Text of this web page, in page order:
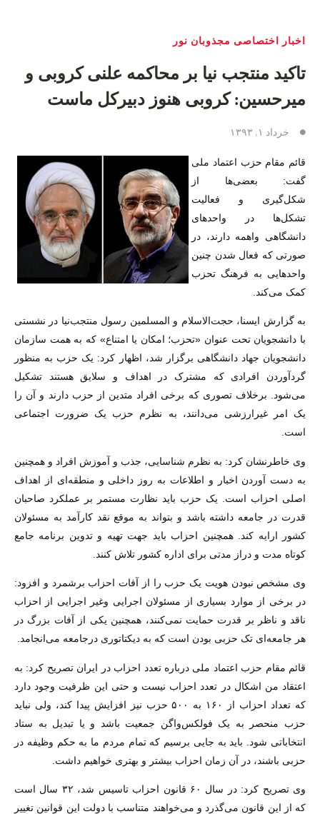
اخبار اختصاصی مجذوبان نور
تاکید منتجب نیا بر محاکمه علنی کروبی و
میرحسین: کروبی هنوز دبیرکل ماست
خرداد ۱, ۱۳۹۳
قائم مقام حزب اعتماد ملی
گفت: بعضی‌ها از
شکل‌گیری و فعالیت
تشکل‌ها در واحدهای
دانشگاهی واهمه دارند، در
صورتی که فعال شدن چنین
واحدهایی به فرهنگ تحزب
کمک می‌کند.
به گزارش ایسنا، حجت‌الاسلام و المسلمین رسول منتجب‌نیا در نشستی
با دانشجویان تحت عنوان «تحزب؛ امکان یا امتناع» که به همت سازمان
دانشجویان جهاد دانشگاهی برگزار شد، اظهار کرد: یک حزب به منظور
گردآوردن افرادی که مشترک در اهداف و سلایق هستند تشکیل
می‌شود. برخلاف تصوری که برخی افراد متدین از حزب دارند و آن را
یک امر غیرارزشی می‌دانند، به نظرم حزب یک ضرورت اجتماعی
است.
وی خاطرنشان کرد: به نظرم شناسایی، جذب و آموزش افراد و همچنین
به دست آوردن اخبار و اطلاعات به روز داخلی و منطقه‌ای از اهداف
اصلی احزاب است. یک حزب باید نظارت مستمر بر عملکرد صاحبان
قدرت در جامعه داشته باشد و بتواند به موقع نقد کارآمد به مسئولان
کشور ارایه کند. همچنین احزاب باید جهت تهیه و تدوین برنامه جامع
کوتاه مدت و دراز مدتی برای اداره کشور تلاش کنند.
وی مشخص نبودن هویت یک حزب را از آفات احزاب برشمرد و افزود:
در برخی از موارد بسیاری از مسئولان اجرایی وغیر اجرایی از احزاب
ناقد و ناظر بر قدرت حمایت نمی‌کنند، همچنین یکی از آفات بزرگ در
هر جامعه‌ای تک حزبی بودن است که به دیکتاتوری درجامعه می‌انجامد.
قائم مقام حزب اعتماد ملی درباره تعدد احزاب در ایران تصریح کرد: به
اعتقاد من اشکال در تعدد احزاب نیست و حتی این ظرفیت وجود دارد
که تعداد احزاب از ۱۶۰ به ۵۰۰ حزب نیز افزایش پیدا کند، ولی نباید
حزب منحصر به یک فولکس‌واگن جمعیت باشد و یا تبدیل به ستاد
انتخاباتی شود. باید به جایی برسیم که تمام مردم ما به حکم وظیفه در
حزبی باشند، در آن زمان احزاب بیشتر و بهتری خواهیم داشت.
وی تصریح کرد: در سال ۶۰ قانون احزاب تاسیس شد، ۳۲ سال است
که از این قانون می‌گذرد و می‌خواهند متناسب با دولت این قوانین تغییر